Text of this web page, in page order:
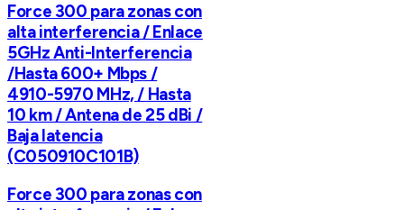
Force 300 para zonas con
alta interferencia / Enlace
5GHz Anti-Interferencia
/Hasta 600+ Mbps /
4910-5970 MHz, / Hasta
10 km / Antena de 25 dBi /
Baja latencia
(C050910C101B)
Force 300 para zonas con